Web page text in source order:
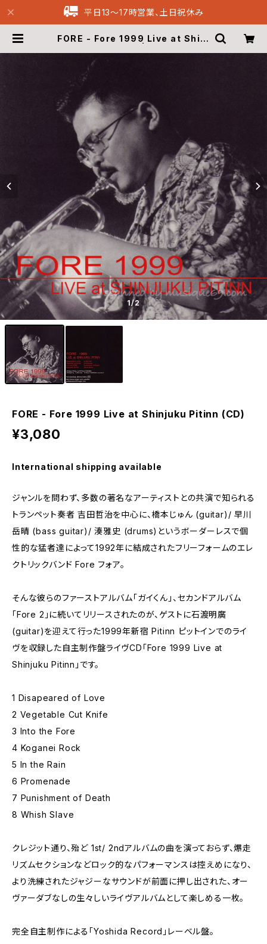
平日13〜17時営業、土日祝休み
FORE - Fore 1999 Live at Shinj
1/2
FORE - Fore 1999 Live at Shinjuku Pitinn (CD)
¥3,080
International shipping available
ジャンルを問わず、多数の著名なアーティストとの共演で知られる
トランペット奏者 吉田哲治を中心に、橋本じゅん (guitar)/ 早川
岳晴 (bass guitar)/ 湊雅史 (drums)というボーダーレスで個
性的な猛者達によって1992年に結成されたフリーフォームのエレ
クトリックバンド Fore フォア。
そんな彼らのファーストアルバム「ガイくん」、セカンドアルバム
「Fore 2」に続いてリリースされたのが、ゲストに石渡明廣
(guitar)を迎えて行った1999年新宿 Pitinn ピットインでのライ
ヴを収録した自主制作盤ライヴCD「Fore 1999 Live at
Shinjuku Pitinn」です。
1 Disapeared of Love
2 Vegetable Cut Knife
3 Into the Fore
4 Koganei Rock
5 In the Rain
6 Promenade
7 Punishment of Death
8 Whish Slave
クレジット通り、殆ど 1st/ 2ndアルバムの曲を演っておらず、爆走
リズムセクションなどロック的なパフォーマンスは控えめになり、
より洗練されたジャジーなサウンドが前面に押し出された、オー
ヴァーダブなしの生々しいライヴアルバムとして楽しめる一枚。
完全自主制作による「Yoshida Record」レーベル盤。